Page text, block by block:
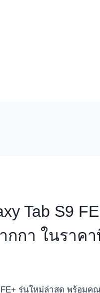
Tab S9
กกา ในราคา
FE+ รุ่นใหม่ล่าสุด พร้อ